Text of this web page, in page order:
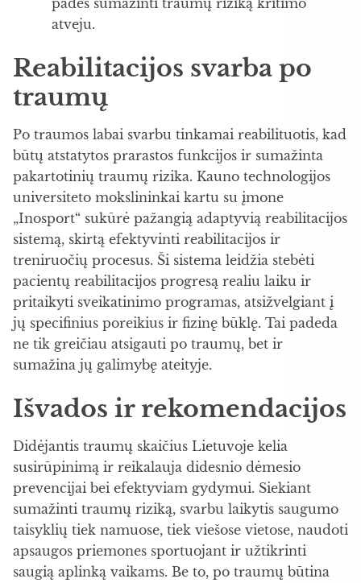
atveju.
Reabilitacijos svarba po
traumų
Po traumos labai svarbu tinkamai reabilituotis, kad
būtų atstatytos prarastos funkcijos ir sumažinta
pakartotinių traumų rizika. Kauno technologijos
universiteto mokslininkai kartu su įmone
„Inosport“ sukūrė pažangią adaptyvią reabilitacijos
sistemą, skirtą efektyvinti reabilitacijos ir
treniruočių procesus. Ši sistema leidžia stebėti
pacientų reabilitacijos progresą realiu laiku ir
pritaikyti sveikatinimo programas, atsižvelgiant į
jų specifinius poreikius ir fizinę būklę. Tai padeda
ne tik greičiau atsigauti po traumų, bet ir
sumažina jų galimybę ateityje.
Išvados ir rekomendacijos
Didėjantis traumų skaičius Lietuvoje kelia
susirūpinimą ir reikalauja didesnio dėmesio
prevencijai bei efektyviam gydymui. Siekiant
sumažinti traumų riziką, svarbu laikytis saugumo
taisyklių tiek namuose, tiek viešose vietose, naudoti
apsaugos priemones sportuojant ir užtikrinti
saugią aplinką vaikams. Be to, po traumų būtina